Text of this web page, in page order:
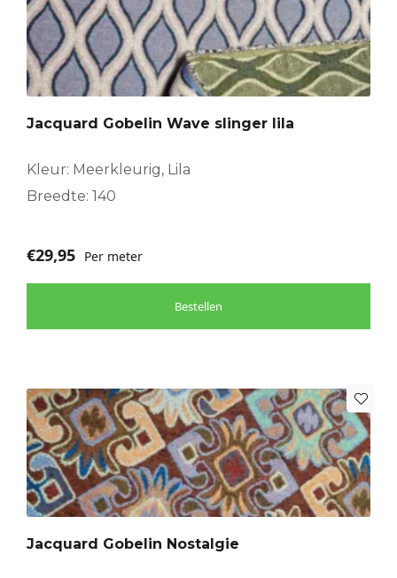
Jacquard Gobelin Wave slinger lila
Kleur: Meerkleurig, Lila
Breedte: 140
€29,95 Per meter
Bestellen
Jacquard Gobelin Nostalgie